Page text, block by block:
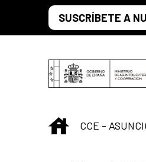
Saut au contenu principal
SUSCRÍBETE A
INICIO
CCE -